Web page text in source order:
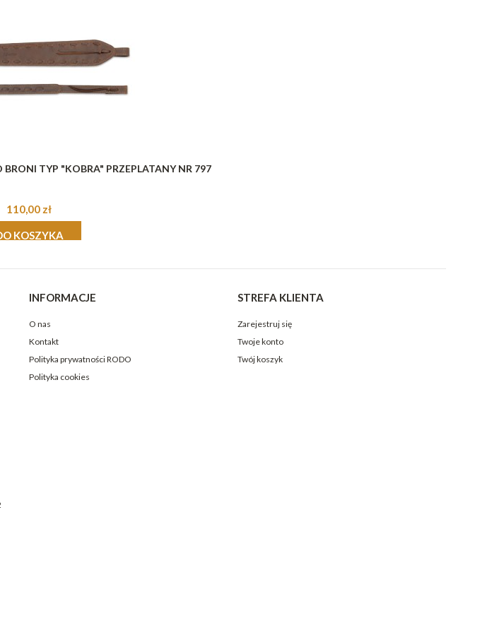
BRONI TYP "KOBRA" PRZEPLATANY NR 797
110,00 zł
KOSZYKA
INFORMACJE
O nas
Kontakt
Polityka prywatności RODO
Polityka cookies
STREFA KLIENTA
Zarejestruj się
Twoje konto
Twój koszyk